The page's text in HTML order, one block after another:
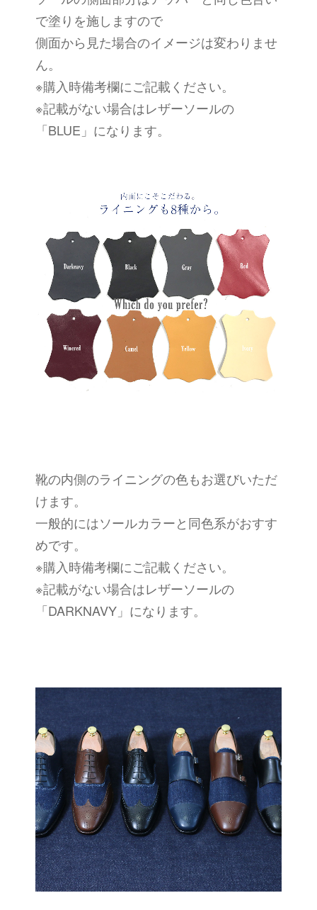
で塗りを施しますので
側面から見た場合のイメージは変わりませ
ん。
※購入時備考欄にご記載ください。
※記載がない場合はレザーソールの
「BLUE」になります。
靴の内側のライニングの色もお選びいただ
けます。
一般的にはソールカラーと同色系がおすす
めです。
※購入時備考欄にご記載ください。
※記載がない場合はレザーソールの
「DARKNAVY」になります。